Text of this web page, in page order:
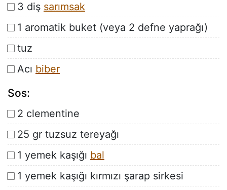
3 diş sarımsak
1 aromatik buket (veya 2 defne yaprağı)
tuz
Acı biber
Sos:
2 clementine
25 gr tuzsuz tereyağı
1 yemek kaşığı bal
1 yemek kaşığı kırmızı şarap sirkesi